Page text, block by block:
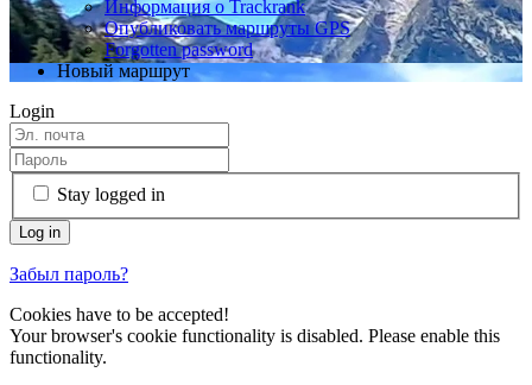
Информация о Trackrank
Опубликовать маршруты GPS
Forgotten password
Новый маршрут
Login
Stay logged in
Забыл пароль?
Cookies have to be accepted!
Your browser's cookie functionality is disabled. Please enable this
functionality.